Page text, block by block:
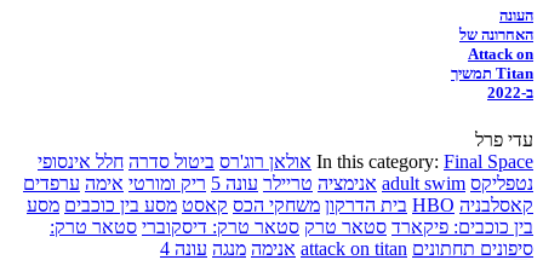
העונה
האחרונה של
Attack on
Titan תמשיך
ב-2022
עדי פרל
In this category: Final Space אולאן רוג'רס ביטול סדרה חלל אינסופי
נטפליקס adult swim אנימציה טריילר עונה 5 ריק ומורטי אימה ערפדים
קאסלבניה HBO בית הדרקון משחקי הכס קאסט מסע בין כוכבים מסע
בין כוכבים: פיקארד סטאר טרק סטאר טרק: דיסקוברי סטאר טרק:
סיפונים תחתונים attack on titan אנימה מנגה עונה 4